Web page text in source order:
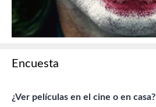
Encuesta
¿Ver películas en el cine o en casa?